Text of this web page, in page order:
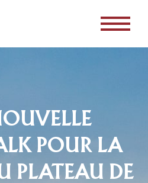
POUR LA
PLATEAU DE